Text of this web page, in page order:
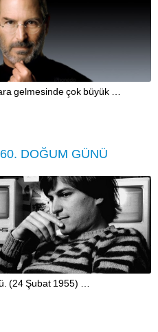
gelmesinde çok büyük …
DOĞUM GÜNÜ
(24 Şubat 1955) …